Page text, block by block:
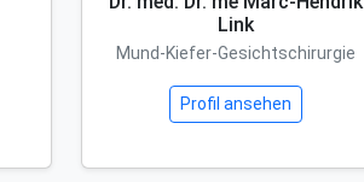
Link
Mund-Kiefer-Gesichtschirurgie
Profil ansehen